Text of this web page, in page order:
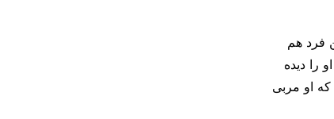
فرد هم
را دیده
که او مربی